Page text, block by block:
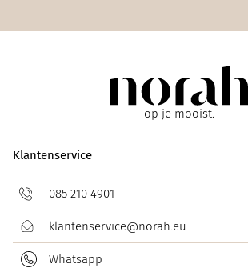
op je mooist.
Klantenservice
085 210 4901
klantenservice@norah.eu
Whatsapp